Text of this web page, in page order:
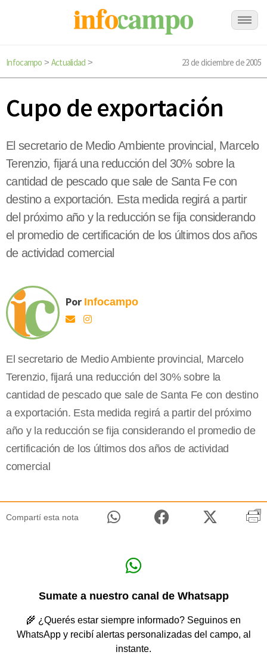
Infocampo > Actualidad > 23 de diciembre de 2005
Cupo de exportación
El secretario de Medio Ambiente provincial, Marcelo
Terenzio, fijará una reducción del 30% sobre la
cantidad de pescado que sale de Santa Fe con
destino a exportación. Esta medida regirá a partir
del próximo año y la reducción se fija considerando
el promedio de certificación de los últimos dos años
de actividad comercial
Por Infocampo
El secretario de Medio Ambiente provincial, Marcelo
Terenzio, fijará una reducción del 30% sobre la
cantidad de pescado que sale de Santa Fe con destino
a exportación. Esta medida regirá a partir del próximo
año y la reducción se fija considerando el promedio de
certificación de los últimos dos años de actividad
comercial
Compartí esta nota
Sumate a nuestro canal de Whatsapp
🌾 ¿Querés estar siempre informado? Seguinos en
WhatsApp y recibí alertas personalizadas del campo, al
instante.